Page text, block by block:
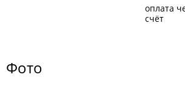
оплата
счёт
Фото